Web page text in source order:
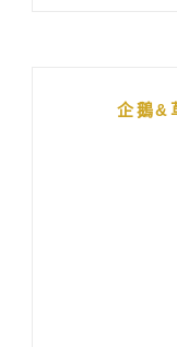
企鵝&